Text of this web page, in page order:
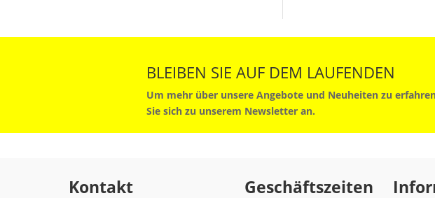
BLEIBEN SIE AUF DEM LAUFENDEN
Um mehr über unsere Angebote und Neuheiten zu
Sie sich zu unserem Newsletter an.
Kontakt Geschäftszeiten